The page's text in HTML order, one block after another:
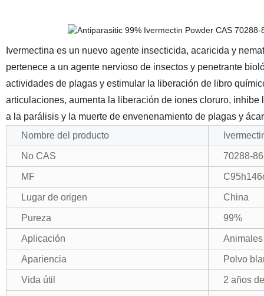
Ivermectina es un nuevo agente insecticida, acaricida y
pertenece a un agente nervioso de insectos y penetrante
actividades de plagas y estimular la liberación de libro
articulaciones, aumenta la liberación de iones cloruro,
a la parálisis y la muerte de envenenamiento de plagas y
Nombre del producto
No CAS 70288-
MF
Lugar de origen China
Pureza 99%
Aplicación Animales
Apariencia Polvo
Vida útil 2 años